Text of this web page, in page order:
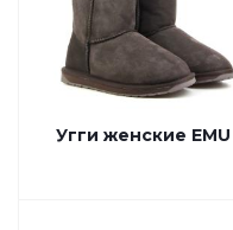
Угги женские EMU